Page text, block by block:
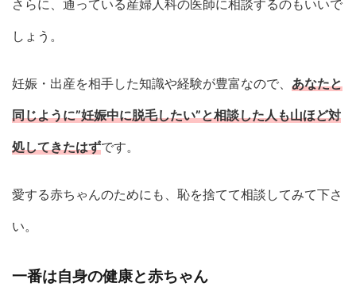
さらに、通っている産婦人科の医師に相談するのもいいで
しょう。
妊娠・出産を相手した知識や経験が豊富なので、 あなたと
同じように”妊娠中に脱毛したい”と相談した人も山ほど対
処してきたはずです。
愛する赤ちゃんのためにも、恥を捨てて相談してみて下さ
い。
一番は自身の健康と赤ちゃん